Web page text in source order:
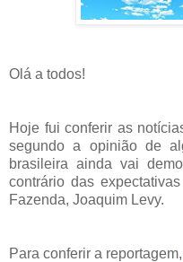
Olá a todos!
Hoje fui conferir as
segundo a opinião de
brasileira ainda vai
contrário das
Fazenda, Joaquim Levy.
Para conferir a reportagem,